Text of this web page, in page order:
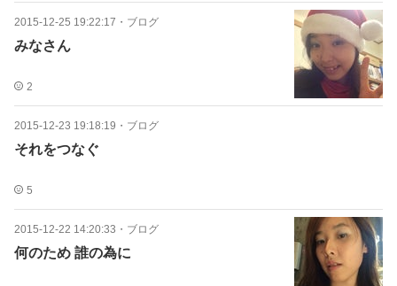
2015-12-25 19:22:17 ・ ブログ
みなさん
2
2015-12-23 19:18:19 ・ ブログ
それをつなぐ
5
2015-12-22 14:20:33 ・ ブログ
何のため 誰の為に